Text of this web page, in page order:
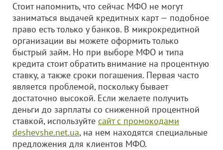
Стоит напомнить, что сейчас МФО не могут
заниматься выдачей кредитных карт — подобное
право есть только у банков. В микрокредитной
организации вы можете оформить только
быстрый займ. Но при выборе МФО и типа
кредита стоит обратить внимание на процентную
ставку, а также сроки погашения. Первая часто
является проблемой, поскольку бывает
достаточно высокой. Если желаете получить
деньги до зарплаты со сниженной процентной
ставкой, используйте сайт с промокодами
deshevshe.net.ua, на нем находятся специальные
предложения для клиентов МФО.